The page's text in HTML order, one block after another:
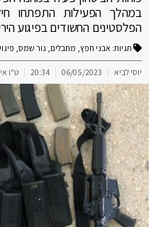
במהלך הפעילות התפתחו
הפלסטינים החשודים בפיגוע
תגיות: אבני חפץ, מחבלים, נור שמס,
יוסי לביא 06/05/2023
20:34 ט"ו